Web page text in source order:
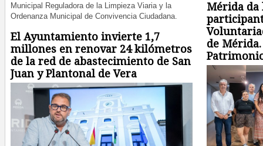
Municipal Reguladora de la Limpieza Viaria y la
Ordenanza Municipal de Convivencia Ciudadana.
El Ayuntamiento invierte 1,7
millones en renovar 24 kilómetros
de la red de abastecimiento de San
Juan y Plantonal de Vera
Mérida da
de